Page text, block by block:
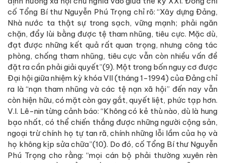
cố Tổng Bí thư Nguyễn Phú Trọng chỉ rõ: “Xây dựng Đảng,
Nhà nước ta thật sự trong sạch, vững mạnh; phải ngăn
chặn, đẩy lùi bằng được tệ tham nhũng, tiêu cực. Mặc dù,
đạt được những kết quả rất quan trọng, nhưng công tác
phòng, chống tham nhũng, tiêu cực vẫn còn nhiều vấn đề
đặt ra cần phải giải quyết”(9). Một trong bốn nguy cơ được
Đại hội giữa nhiệm kỳ khóa VII (tháng 1-1994) của Đảng chỉ
ra là “nạn tham nhũng và các tệ nạn xã hội” đến nay vẫn
còn hiện hữu, có mặt còn gay gắt, quyết liệt, phức tạp hơn.
V.I. Lê-nin từng cảnh báo: “Không có kẻ thù nào, dù là hung
bạo nhất, có thể chiến thắng được những người cộng sản,
ngoại trừ chính họ tự tan rã, chính những lỗi lầm của họ và
họ không kịp sửa chữa”(10). Do đó, cố Tổng Bí thư Nguyễn
Phú Trọng cho rằng: “mọi cán bộ phải thường xuyên rèn